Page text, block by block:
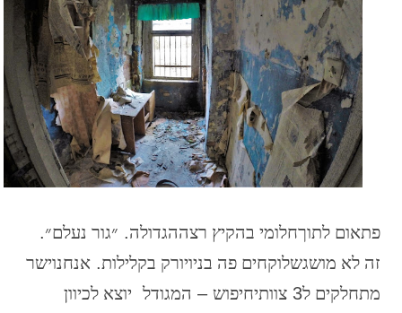
פתאום לתוךחלומי בהקיץ רצההגדולה.״גור נעלם״.
זה לא מושגשלוקחים פה בניויורק בקלילות.אנחנוישר
מתחלקים ל3 צוותיחיפוש–המגודל יוצא לכיוון